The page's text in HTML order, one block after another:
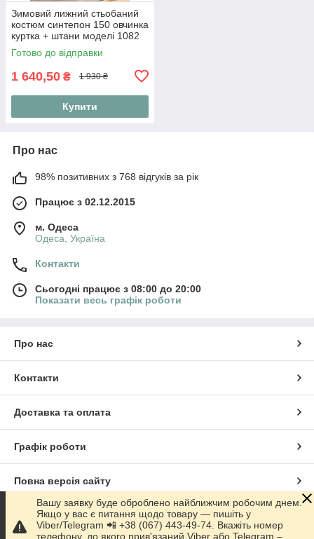
Зимовий лижний стьобаний
костюм синтепон 150 овчинка
куртка + штани моделі 1082
(42-56) 46, Червоний
Готово до відправки
1 640,50 ₴ 1 930 ₴
Купити
Про нас
98% позитивних з 768 відгуків за рік
Працює з 02.12.2015
м. Одеса
Одеса, Україна
Контакти
Сьогодні працює з 08:00 до 20:00
Показати весь графік роботи
Про нас
Контакти
Доставка та оплата
Графік роботи
Повна версія сайту
Сайт створено на маркетплейсіProm.ua
Вашу заявку буде оброблено найближчим робочим днем.
Якщо у вас є питання щодо товару — пишіть у
Viber/Telegram 📲 +38 (067) 443-49-74. Вкажіть номер
телефону, до якого прив'язаний Viber або Telegram –